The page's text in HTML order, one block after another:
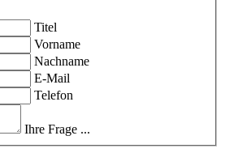
Titel
Vorname
Nachname
E-Mail
Telefon
Ihre Frage ...